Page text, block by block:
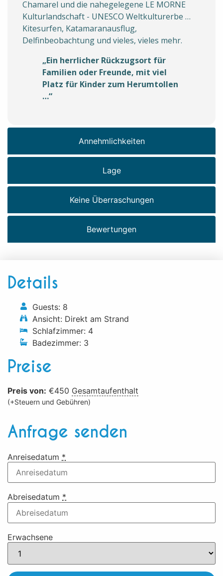
Annehmlichkeiten
Lage
Keine Überraschungen
Bewertungen
Chamarel und die nahegelegene LE MORNE
Kulturlandschaft - UNESCO Weltkulturerbe …
Kitesurfen, Katamaranausflug,
Delfinbeobachtung und vieles, vieles mehr.
„Ein herrlicher Rückzugsort für
Familien oder Freunde, mit viel
Platz für Kinder zum Herumtollen
…“
Details
Guests: 8
Ansicht: Direkt am Strand
Schlafzimmer: 4
Badezimmer: 3
Preise
Preis von: €450 Gesamtaufenthalt
(+Steuern und Gebühren)
Anfrage senden
Anreisedatum *
Abreisedatum *
Erwachsene